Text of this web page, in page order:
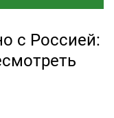
с Россией: